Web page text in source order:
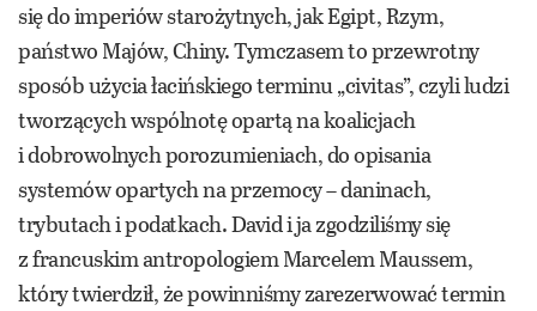
się do imperiów starożytnych, jak Egipt, Rzym,
państwo Majów, Chiny. Tymczasem to przewrotny
sposób użycia łacińskiego terminu „civitas”, czyli ludzi
tworzących wspólnotę opartą na koalicjach
i dobrowolnych porozumieniach, do opisania
systemów opartych na przemocy – daninach,
trybutach i podatkach. David i ja zgodziliśmy się
z francuskim antropologiem Marcelem Maussem,
który twierdził, że powinniśmy zarezerwować termin